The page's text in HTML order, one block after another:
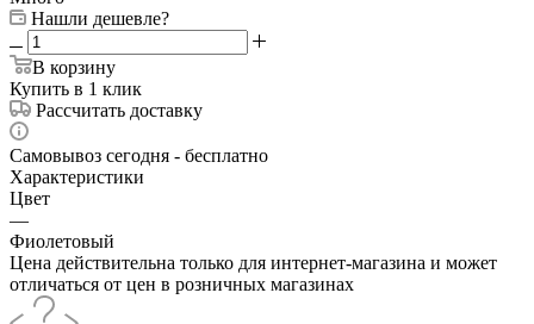
Нашли дешевле?
В корзину
Купить в 1 клик
Рассчитать доставку
Самовывоз сегодня - бесплатно
Характеристики
Цвет
—
Фиолетовый
Цена действительна только для интернет-магазина и может
отличаться от цен в розничных магазинах